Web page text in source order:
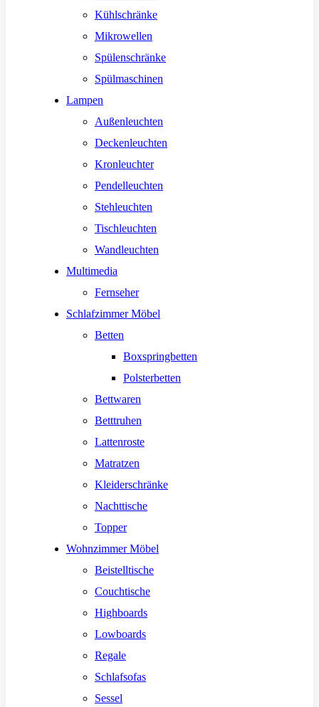
Kühlschränke
Mikrowellen
Spülenschränke
Spülmaschinen
Lampen
Außenleuchten
Deckenleuchten
Kronleuchter
Pendelleuchten
Stehleuchten
Tischleuchten
Wandleuchten
Multimedia
Fernseher
Schlafzimmer Möbel
Betten
Boxspringbetten
Polsterbetten
Bettwaren
Betttruhen
Lattenroste
Matratzen
Kleiderschränke
Nachttische
Topper
Wohnzimmer Möbel
Beistelltische
Couchtische
Highboards
Lowboards
Regale
Schlafsofas
Sessel